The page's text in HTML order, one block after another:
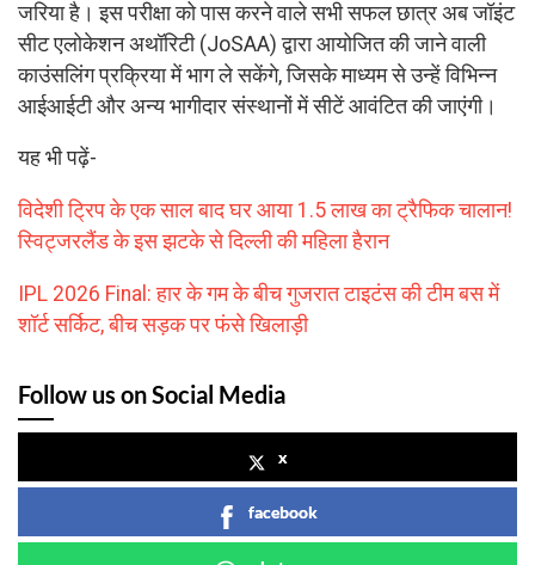
जरिया है। इस परीक्षा को पास करने वाले सभी सफल छात्र अब जॉइंट
सीट एलोकेशन अथॉरिटी (JoSAA) द्वारा आयोजित की जाने वाली
काउंसलिंग प्रक्रिया में भाग ले सकेंगे, जिसके माध्यम से उन्हें विभिन्न
आईआईटी और अन्य भागीदार संस्थानों में सीटें आवंटित की जाएंगी।
यह भी पढ़ें-
विदेशी ट्रिप के एक साल बाद घर आया 1.5 लाख का ट्रैफिक चालान!
स्विट्जरलैंड के इस झटके से दिल्ली की महिला हैरान
IPL 2026 Final: हार के गम के बीच गुजरात टाइटंस की टीम बस में
शॉर्ट सर्किट, बीच सड़क पर फंसे खिलाड़ी
Follow us on Social Media
x
facebook